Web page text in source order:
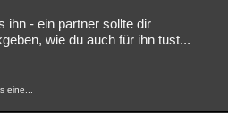
ihn - ein partner sollte dir
wie du auch für ihn tust...
eine...